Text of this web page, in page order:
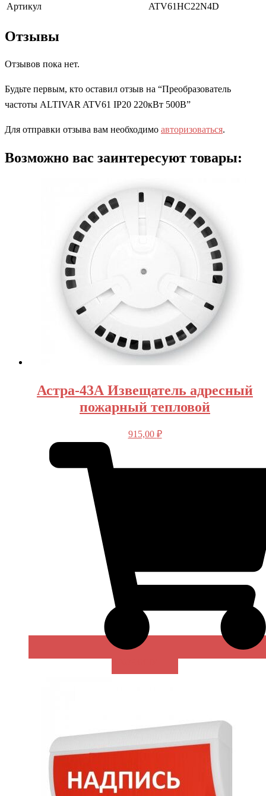
Артикул
ATV61HC22N4D
Отзывы
Отзывов пока нет.
Будьте первым, кто оставил отзыв на “Преобразователь
частоты ALTIVAR ATV61 IP20 220кВт 500В”
Для отправки отзыва вам необходимо авторизоваться.
Возможно вас заинтересуют товары:
Астра-43А Извещатель адресный
пожарный тепловой
915,00 ₽